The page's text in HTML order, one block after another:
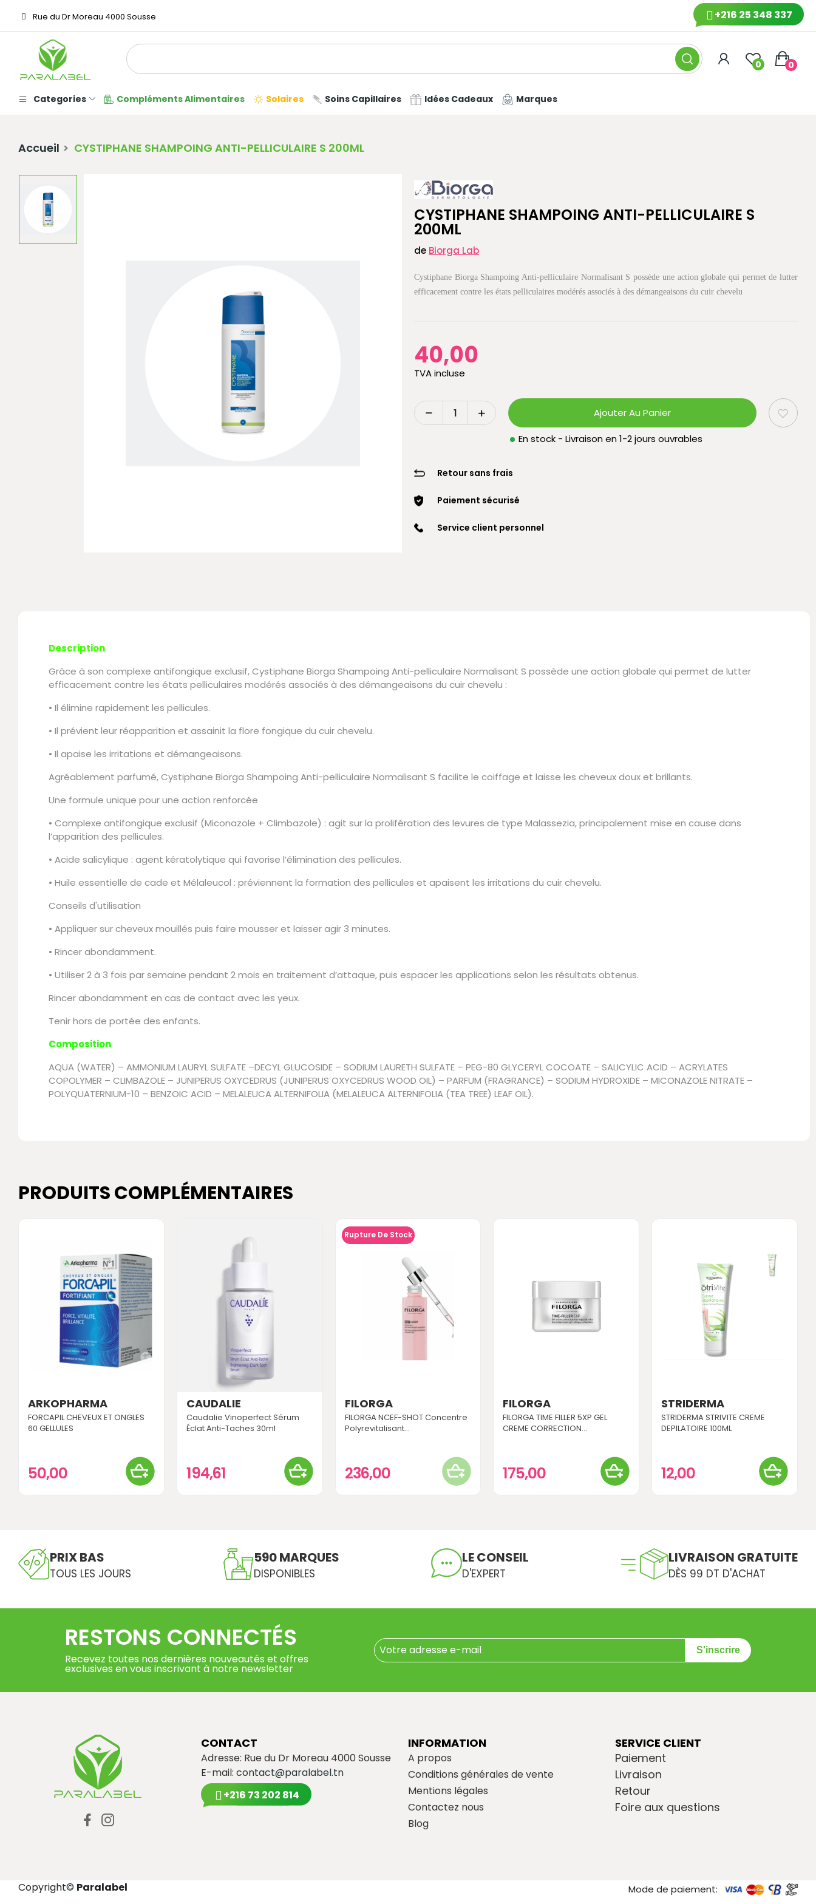
Rue du Dr Moreau 4000 Sousse +216 25 348 337
0 0
Categories Compléments Alimentaires Solaires Soins Capillaires Idées Cadeaux Marques
Accueil CYSTIPHANE SHAMPOING ANTI-PELLICULAIRE S 200ML
CYSTIPHANE SHAMPOING ANTI-PELLICULAIRE S
200ML
de Biorga Lab
Cystiphane Biorga Shampoing Anti-pelliculaire Normalisant S possède une action globale qui permet de lutter
efficacement contre les états pelliculaires modérés associés à des démangeaisons du cuir chevelu
40,00
TVA incluse
Ajouter Au Panier
En stock - Livraison en 1-2 jours ouvrables
Retour sans frais
Paiement sécurisé
Service client personnel
Description
Grâce à son complexe antifongique exclusif, Cystiphane Biorga Shampoing Anti-pelliculaire Normalisant S possède une action globale qui permet de lutter
efficacement contre les états pelliculaires modérés associés à des démangeaisons du cuir chevelu :
• Il élimine rapidement les pellicules.
• Il prévient leur réapparition et assainit la flore fongique du cuir chevelu.
• Il apaise les irritations et démangeaisons.
Agréablement parfumé, Cystiphane Biorga Shampoing Anti-pelliculaire Normalisant S facilite le coiffage et laisse les cheveux doux et brillants.
Une formule unique pour une action renforcée
• Complexe antifongique exclusif (Miconazole + Climbazole) : agit sur la prolifération des levures de type Malassezia, principalement mise en cause dans
l’apparition des pellicules.
• Acide salicylique : agent kératolytique qui favorise l’élimination des pellicules.
• Huile essentielle de cade et Mélaleucol : préviennent la formation des pellicules et apaisent les irritations du cuir chevelu.
Conseils d'utilisation
• Appliquer sur cheveux mouillés puis faire mousser et laisser agir 3 minutes.
• Rincer abondamment.
• Utiliser 2 à 3 fois par semaine pendant 2 mois en traitement d’attaque, puis espacer les applications selon les résultats obtenus.
Rincer abondamment en cas de contact avec les yeux.
Tenir hors de portée des enfants.
Composition
AQUA (WATER) – AMMONIUM LAURYL SULFATE –DECYL GLUCOSIDE – SODIUM LAURETH SULFATE – PEG-80 GLYCERYL COCOATE – SALICYLIC ACID – ACRYLATES
COPOLYMER – CLIMBAZOLE – JUNIPERUS OXYCEDRUS (JUNIPERUS OXYCEDRUS WOOD OIL) – PARFUM (FRAGRANCE) – SODIUM HYDROXIDE – MICONAZOLE NITRATE –
POLYQUATERNIUM-10 – BENZOIC ACID – MELALEUCA ALTERNIFOLIA (MELALEUCA ALTERNIFOLIA (TEA TREE) LEAF OIL).
PRODUITS COMPLÉMENTAIRES
ARKOPHARMA
FORCAPIL CHEVEUX ET ONGLES
60 GELLULES
50,00
CAUDALIE
Caudalie Vinoperfect Sérum
Éclat Anti-Taches 30ml
194,61
Rupture De Stock
FILORGA
FILORGA NCEF-SHOT Concentre
Polyrevitalisant...
236,00
FILORGA
FILORGA TIME FILLER 5XP GEL
CREME CORRECTION...
175,00
STRIDERMA
STRIDERMA STRIVITE CREME
DEPILATOIRE 100ML
12,00
PRIX BAS
TOUS LES JOURS
590 MARQUES
DISPONIBLES
LE CONSEIL
D'EXPERT
LIVRAISON GRATUITE
DÈS 99 DT D'ACHAT
RESTONS CONNECTÉS
Recevez toutes nos dernières nouveautés et offres
exclusives en vous inscrivant à notre newsletter
S'inscrire
CONTACT
Adresse: Rue du Dr Moreau 4000 Sousse
E-mail: contact@paralabel.tn
+216 73 202 814
INFORMATION
A propos
Conditions générales de vente
Mentions légales
Contactez nous
Blog
SERVICE CLIENT
Paiement
Livraison
Retour
Foire aux questions
Copyright© Paralabel Mode de paiement: